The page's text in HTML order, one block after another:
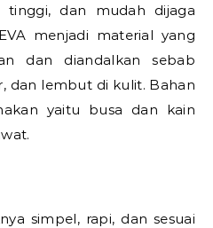
tinggi, dan mudah dijaga
menjadi material yang
dan diandalkan sebab
dan lembut di kulit. Bahan
yaitu busa dan kain
simpel, rapi, dan sesuai